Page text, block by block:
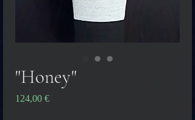
"Honey"
124,00 €Pris